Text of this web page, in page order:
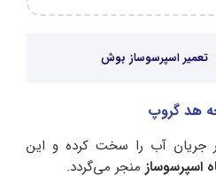
تعمیر اسپرسوساز بوش
جریان آب را سخت کرده و این
اسپرسوساز منجر می‌گردد.